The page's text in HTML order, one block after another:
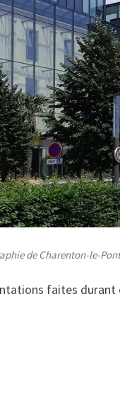
de Charenton-le-
faites durant